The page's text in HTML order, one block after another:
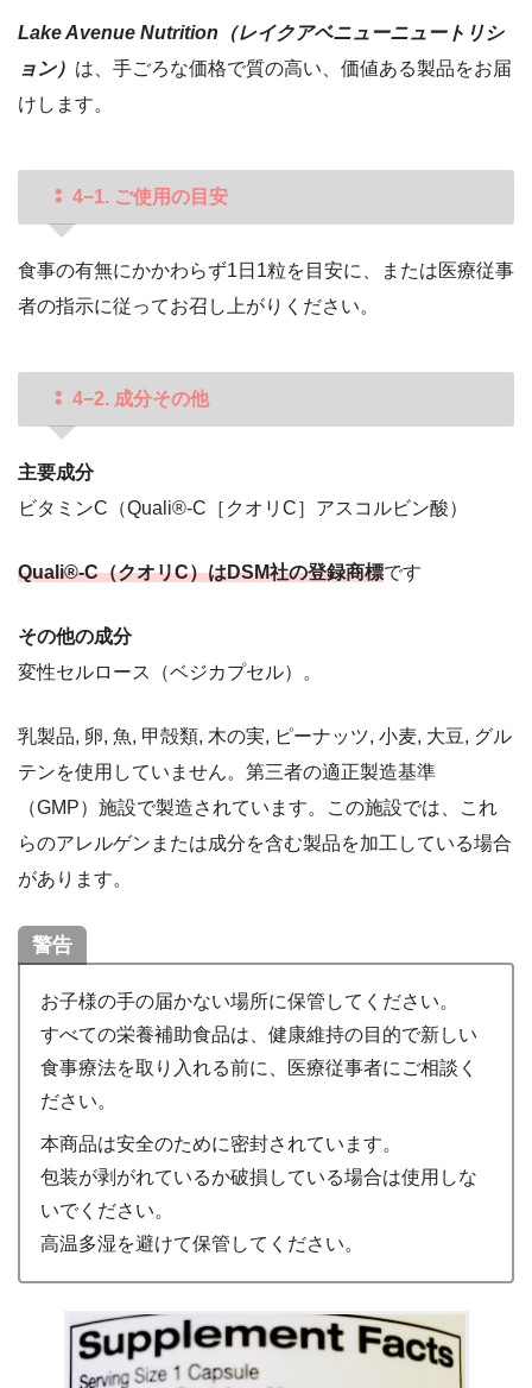
Lake Avenue Nutrition（レイクアベニューニュートリシ
ョン） は、手ごろな価格で質の高い、価値ある製品をお届
けします。
⁑ 4−1. ご使用の目安
食事の有無にかかわらず1日1粒を目安に、または医療従事
者の指示に従ってお召し上がりください。
⁑ 4−2. 成分その他
主要成分
ビタミンC（Quali®-C［クオリC］アスコルビン酸）
Quali®-C（クオリC）はDSM社の登録商標です
その他の成分
変性セルロース（ベジカプセル）。
乳製品, 卵, 魚, 甲殻類, 木の実, ピーナッツ, 小麦, 大豆, グル
テンを使用していません。第三者の適正製造基準
（GMP）施設で製造されています。この施設では、これ
らのアレルゲンまたは成分を含む製品を加工している場合
があります。
警告
お子様の手の届かない場所に保管してください。
すべての栄養補助食品は、健康維持の目的で新しい
食事療法を取り入れる前に、医療従事者にご相談く
ださい。
本商品は安全のために密封されています。
包装が剥がれているか破損している場合は使用しな
いでください。
高温多湿を避けて保管してください。